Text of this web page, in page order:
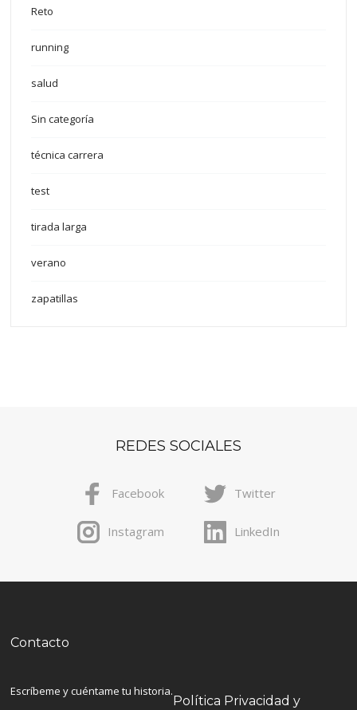
Reto
running
salud
Sin categoría
técnica carrera
test
tirada larga
verano
zapatillas
REDES SOCIALES
Facebook Twitter
Instagram LinkedIn
Contacto
Escríbeme y cuéntame tu historia.
Política Privacidad y